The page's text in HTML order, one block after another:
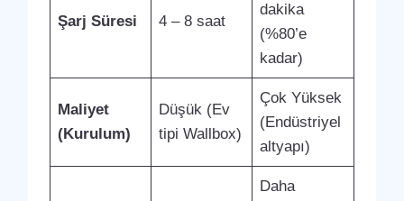
Şarj Süresi 4 – 8 saat
dakika
(%80’e
kadar)
Maliyet
(Kurulum)
Düşük (Ev
tipi Wallbox)
Çok Yüksek
(Endüstriyel
altyapı)
Daha